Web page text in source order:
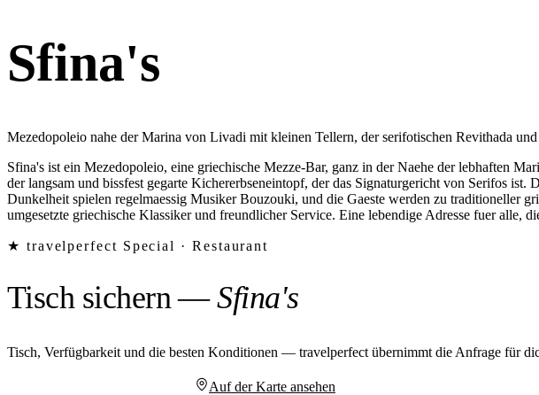
Sfina's
Mezedopoleio nahe der Marina von Livadi mit kleinen Tellern, der serifotischen Revithada
Sfina's ist ein Mezedopoleio, eine griechische Mezze-Bar, ganz in der Naehe der lebhaften
der langsam und bissfest gegarte Kichererbseneintopf, der das Signaturgericht von Serifos
Dunkelheit spielen regelmaessig Musiker Bouzouki, und die Gaeste werden zu traditioneller
umgesetzte griechische Klassiker und freundlicher Service. Eine lebendige Adresse fuer alle,
★ travelperfect Special · Restaurant
Tisch sichern—Sfina's
Tisch, Verfügbarkeit und die besten Konditionen — travelperfect übernimmt die Anfrage für
Auf der Karte ansehen